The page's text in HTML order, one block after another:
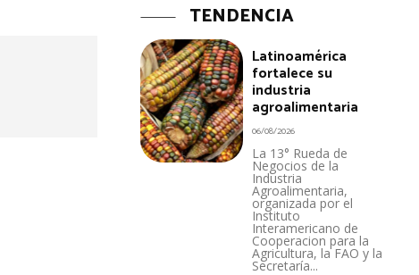
TENDENCIA
Latinoamérica
fortalece su
industria
agroalimentaria
06/08/2026
La 13° Rueda de
Negocios de la
Industria
Agroalimentaria,
organizada por el
Instituto
Interamericano de
Cooperacion para la
Agricultura, la FAO y la
Secretaría...